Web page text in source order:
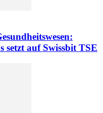
setzt auf Swissbit TSE